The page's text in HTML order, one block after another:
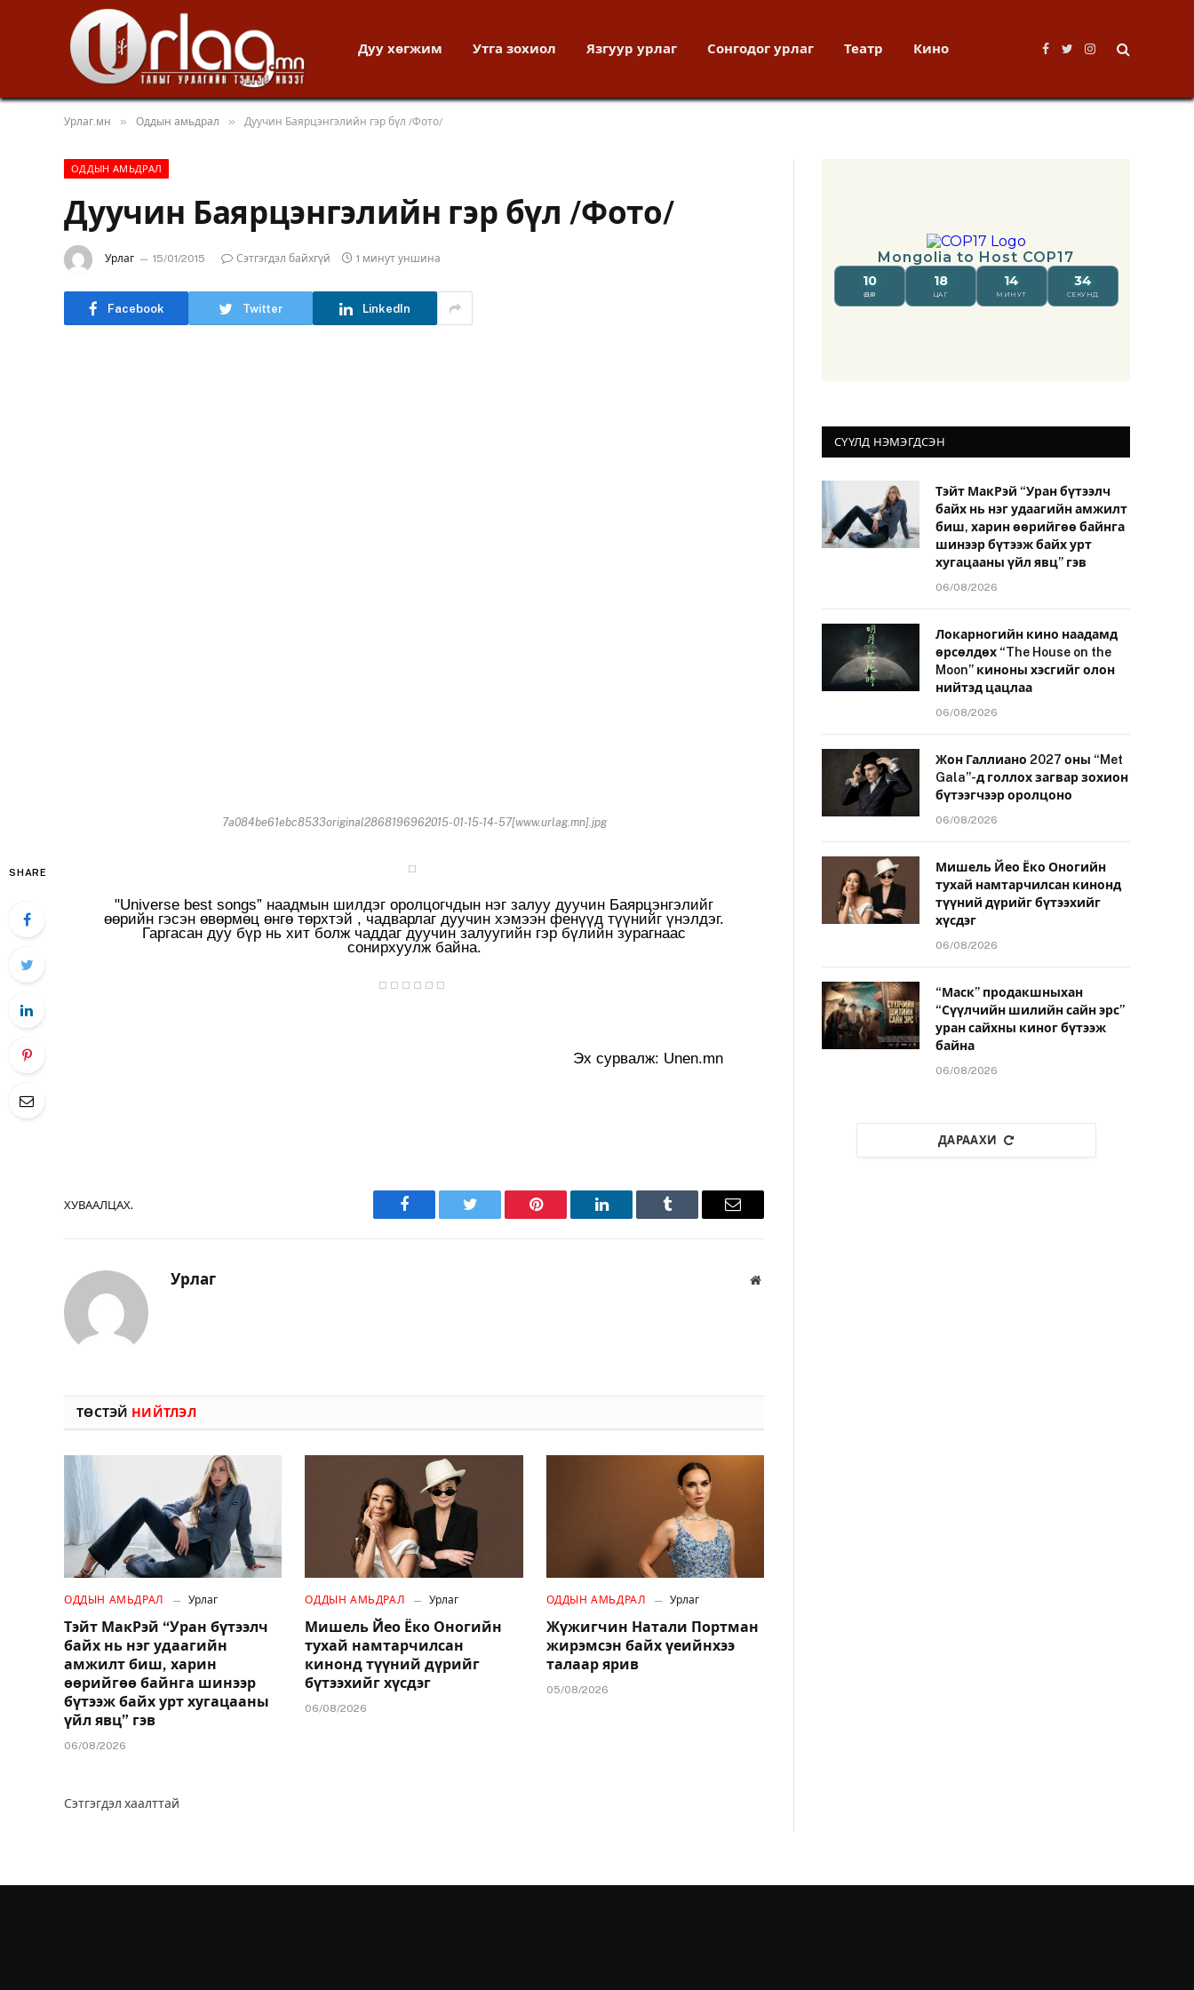
Дуу хөгжим Утга зохиол Язгуур урлаг Сонгодог урлаг Театр Кино
Facebook
TwitterInstagram
Урлаг.мн » Оддын амьдрал » Дуучин Баярцэнгэлийн гэр бүл /Фото/
ОДДЫН АМЬДРАЛ
Дуучин Баярцэнгэлийн гэр бүл /Фото/
Урлаг 15/01/2015 Сэтгэгдэл байхгүй 1 минут уншина
Facebook Twitter LinkedIn
7a084be61ebc8533original2868196962015-01-15-14-57[www.urlag.mn].jpg
SHARE
"Universe best songs” наадмын шилдэг оролцогчдын нэг залуу дуучин Баярцэнгэлийг
өөрийн гэсэн өвөрмөц өнгө төрхтэй , чадварлаг дуучин хэмээн фенүүд түүнийг үнэлдэг.
Гаргасан дуу бүр нь хит болж чаддаг дуучин залуугийн гэр бүлийн зурагнаас
сонирхуулж байна.
Эх сурвалж: Unen.mn
ХУВААЛЦАХ.
Facebook Twitter Pinterest LinkedIn Tumblr Имэйл
Урлаг Вэбсайт
ТӨСТЭЙ НИЙТЛЭЛ
ОДДЫН АМЬДРАЛ Урлаг
Тэйт МакРэй “Уран бүтээлч
байх нь нэг удаагийн
амжилт биш, харин
өөрийгөө байнга шинээр
бүтээж байх урт хугацааны
үйл явц” гэв
06/08/2026
ОДДЫН АМЬДРАЛ Урлаг
Мишель Йео Ёко Оногийн
тухай намтарчилсан
кинонд түүний дүрийг
бүтээхийг хүсдэг
06/08/2026
ОДДЫН АМЬДРАЛ Урлаг
Жүжигчин Натали Портман
жирэмсэн байх үеийнхээ
талаар ярив
05/08/2026
Сэтгэгдэл хаалттай
СҮҮЛД НЭМЭГДСЭН
Тэйт МакРэй “Уран бүтээлч
байх нь нэг удаагийн амжилт
биш, харин өөрийгөө байнга
шинээр бүтээж байх урт
хугацааны үйл явц” гэв
06/08/2026
Локарногийн кино наадамд
өрсөлдөх “The House on the
Moon” киноны хэсгийг олон
нийтэд цацлаа
06/08/2026
Жон Галлиано 2027 оны “Met
Gala”-д голлох загвар зохион
бүтээгчээр оролцоно
06/08/2026
Мишель Йео Ёко Оногийн
тухай намтарчилсан кинонд
түүний дүрийг бүтээхийг
хүсдэг
06/08/2026
“Маск” продакшныхан
“Сүүлчийн шилийн сайн эрс”
уран сайхны киног бүтээж
байна
06/08/2026
ДАРААХИ